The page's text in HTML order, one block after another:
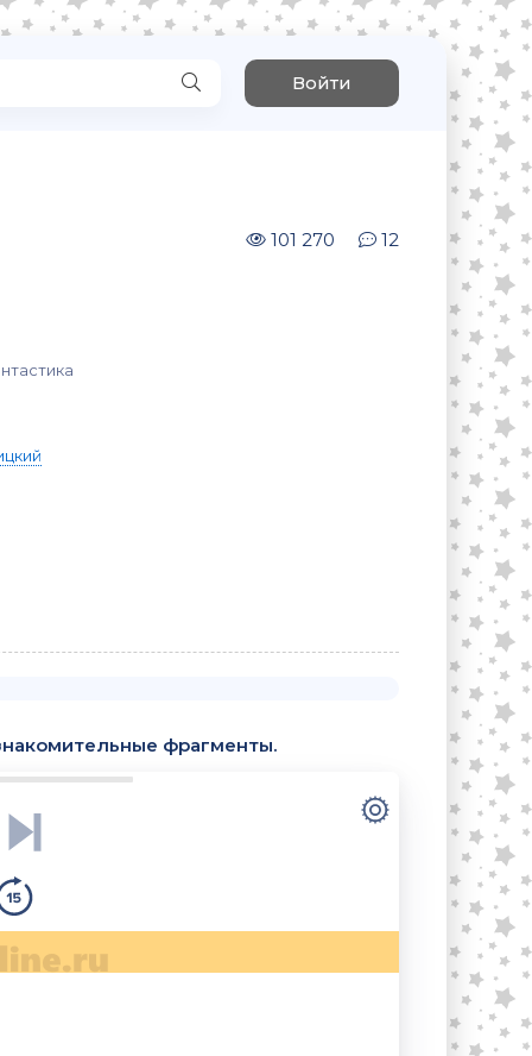
Войти
101 270 12
фрагменты.